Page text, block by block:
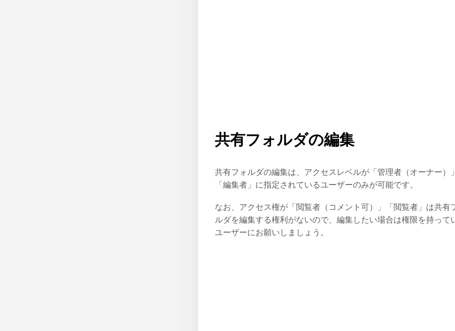
共有フォルダの編集
共有フォルダの編集は、アクセスレベルが「管理者（オーナー）」
「編集者」に指定されているユーザーのみが可能です。
なお、アクセス権が「閲覧者（コメント可）」「閲覧者」は共有
ルダを編集する権利がないので、編集したい場合は権限を持って
ユーザーにお願いしましょう。